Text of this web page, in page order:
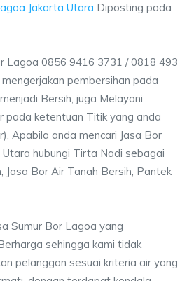
Jakarta Utara Diposting pada
Lagoa 0856 9416 3731 / 0818 493
pembersihan pada
Bersih, juga Melayani
pada ketentuan Titik yang anda
Apabila anda mencari Jasa Bor
hubungi Tirta Nadi sebagai
Jasa Bor Air Tanah Bersih, Pantek
Sumur Bor Lagoa yang
sehingga kami tidak
pelanggan sesuai kriteria air yang